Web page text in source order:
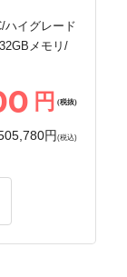
ハイグレード
メモリ/
円 (税抜)
円 (税込)